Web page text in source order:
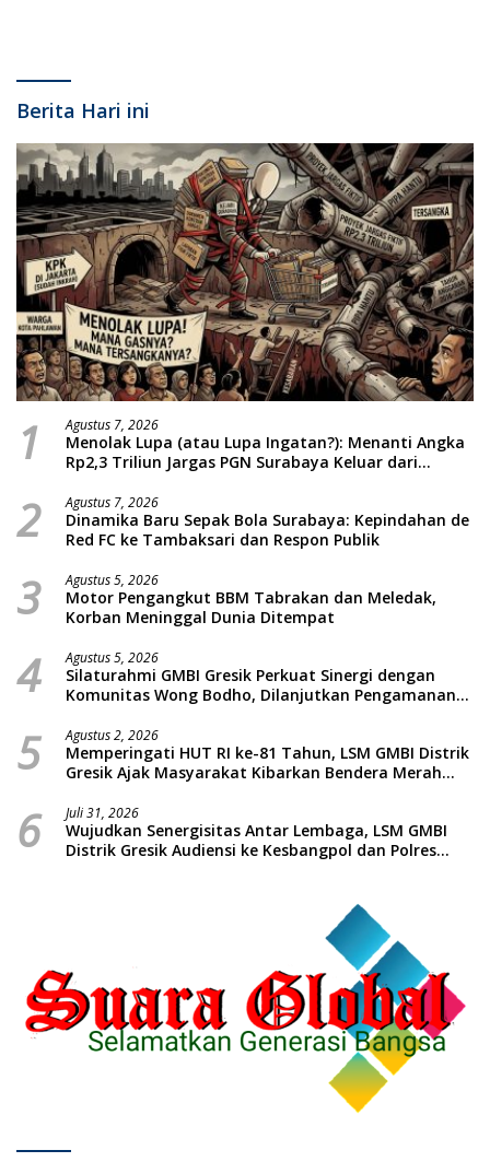
Berita Hari ini
1 Agustus 7, 2026
Menolak Lupa (atau Lupa Ingatan?): Menanti Angka
Rp2,3 Triliun Jargas PGN Surabaya Keluar dari
2 Agustus 7, 2026
Dinamika Baru Sepak Bola Surabaya: Kepindahan de
Red FC ke Tambaksari dan Respon Publik
3 Agustus 5, 2026
Motor Pengangkut BBM Tabrakan dan Meledak,
Korban Meninggal Dunia Ditempat
4 Agustus 5, 2026
Silaturahmi GMBI Gresik Perkuat Sinergi dengan
Komunitas Wong Bodho, Dilanjutkan Pengamanan
Massal dan Santunan Anak Yatim
5 Agustus 2, 2026
Memperingati HUT RI ke-81 Tahun, LSM GMBI Distrik
Gresik Ajak Masyarakat Kibarkan Bendera Merah
6 Juli 31, 2026
Wujudkan Senergisitas Antar Lembaga, LSM GMBI
Distrik Gresik Audiensi ke Kesbangpol dan Polres